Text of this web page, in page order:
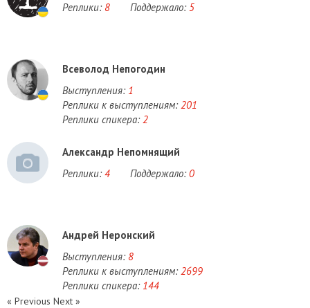
Реплики: 8 Поддержало: 5
Всеволод Непогодин
Выступления: 1
Реплики к выступлениям: 201
Реплики спикера: 2
Александр Непомнящий
Реплики: 4 Поддержало: 0
Андрей Неронский
Выступления: 8
Реплики к выступлениям: 2699
Реплики спикера: 144
« Previous Next »